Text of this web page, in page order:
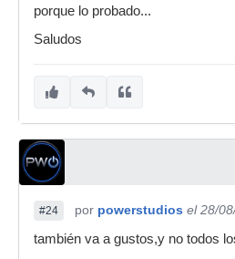
Os digo yo que si os
dos, el TPS se lo come. Y
económico. (y mas bonito,
Ah! por cierto, al final,
Casualidades de la vida.
propio vendedor) le
porque lo probado...
Saludos
#24 por powerstudios el 28/
también va a gustos,y no todos